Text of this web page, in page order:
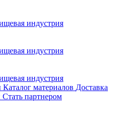
индустрия
индустрия
индустрия
Каталог материалов Доставка
Стать партнером